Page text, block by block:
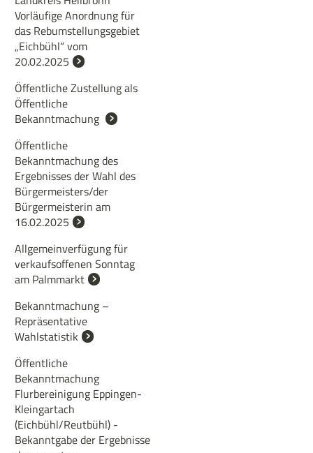
Vorläufige Anordnung für
das Rebumstellungsgebiet
„Eichbühl“ vom
20.02.2025
Öffentliche Zustellung als
Öffentliche
Bekanntmachung
Öffentliche
Bekanntmachung des
Ergebnisses der Wahl des
Bürgermeisters/der
Bürgermeisterin am
16.02.2025
Allgemeinverfügung für
verkaufsoffenen Sonntag
am Palmmarkt
Bekanntmachung –
Repräsentative
Wahlstatistik
Öffentliche
Bekanntmachung
Flurbereinigung Eppingen-
Kleingartach
(Eichbühl/Reutbühl) -
Bekanntgabe der Ergebnisse